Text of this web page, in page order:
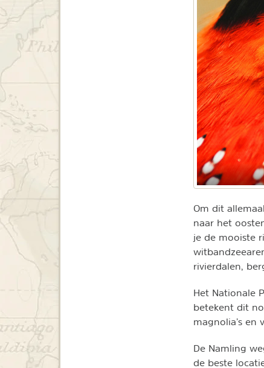
Om dit
naar het
je de mooiste
rivierdalen,
Het Nationale
betekent dit
magnolia’s en
De Namling
de beste